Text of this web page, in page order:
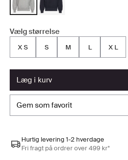
Vælg størrelse
X S S M L X L
læg i kurv
gem som favorit
Hurtig levering 1-2 hverdage
Fri fragt på ordrer over 499 kr*